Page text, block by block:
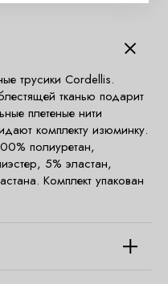
трусики Cordellis.
тканью подарит
плетеные нити
комплекту изюминку.
полиуретан,
5% эластан,
Комплект упакован